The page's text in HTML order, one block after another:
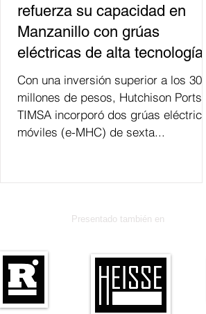
refuerza su capacidad en
Manzanillo con grúas
eléctricas de alta tecnología
Con una inversión superior a los 300
millones de pesos, Hutchison Ports
TIMSA incorporó dos grúas
móviles (e-MHC) de sexta...
Presentado también en